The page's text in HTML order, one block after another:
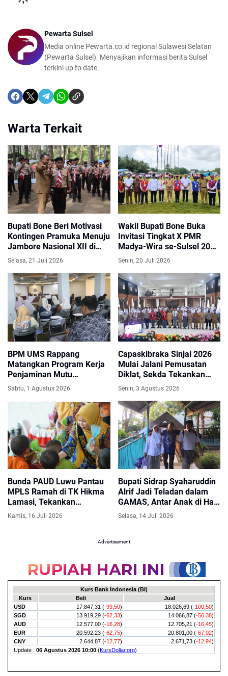
Pewarta Sulsel
Media online Pewarta.co.id regional Sulawesi Selatan
(Pewarta Sulsel). Menyajikan informasi berita Sulsel
terkini up to date.
Warta Terkait
Bupati Bone Beri Motivasi
Kontingen Pramuka Menuju
Jambore Nasional XII di
Cibubur
Selasa, 21 Juli 2026
Wakil Bupati Bone Buka
Invitasi Tingkat X PMR
Madya-Wira se-Sulsel 2026
di Sibulue
Senin, 20 Juli 2026
BPM UMS Rappang
Matangkan Program Kerja
Penjaminan Mutu
2026/2027, Perkuat Budaya
Mutu di Seluruh Fakultas
dan Prodi
Sabtu, 1 Agustus 2026
Capaskibraka Sinjai 2026
Mulai Jalani Pemusatan
Diklat, Sekda Tekankan
Disiplin dan Jiwa
Kepemimpinan
Senin, 3 Agustus 2026
Bunda PAUD Luwu Pantau
MPLS Ramah di TK Hikma
Lamasi, Tekankan
Pendidikan Adab Sejak Dini
Kamis, 16 Juli 2026
Bupati Sidrap Syaharuddin
Alrif Jadi Teladan dalam
GAMAS, Antar Anak di Hari
Pertama Sekolah
Selasa, 14 Juli 2026
Advertisement